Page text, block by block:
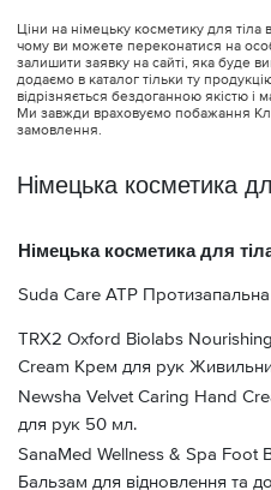
Ціни на німецьку косметику для тіла
чому ви можете переконатися на
залишити заявку на сайті, яка буде
додаємо в каталог тільки ту
відрізняється бездоганною якістю і
Ми завжди враховуємо побажання
замовлення.
Німецька косметика
Німецька косметика для
Suda Care ATP
TRX2 Oxford Biolabs
Cream Крем для рук
Newsha Velvet Caring Hand
для рук 50 мл.
SanaMed Wellness & Spa Foot
Бальзам для відновлення та